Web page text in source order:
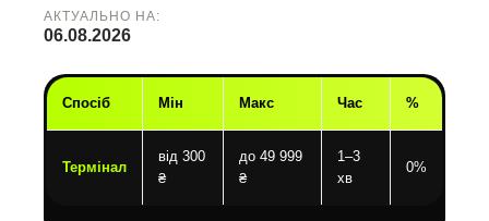
АКТУАЛЬНО НА:
06.08.2026
Спосіб Мін Макс Час %
Термінал
від 300
₴
до 49 999
₴
1–3
хв
0%